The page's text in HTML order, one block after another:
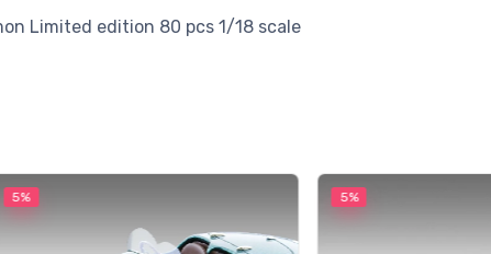
Limited edition 80 pcs 1/18 scale
5% 5%